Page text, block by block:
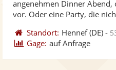
angenehmen Dinner
vor. Oder eine Party, die
Standort: Hennef(DE) -
Gage: auf Anfrage